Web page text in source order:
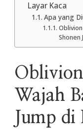
Layar Kaca
Apa yang
Shonen
Wajah
Jump di